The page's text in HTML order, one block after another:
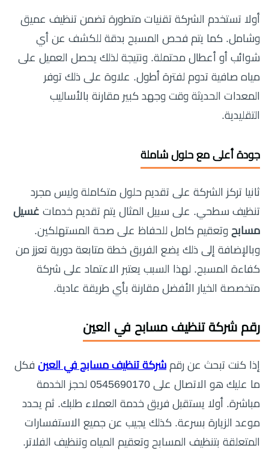
أولا تستخدم الشركة تقنيات متطورة تضمن تنظيف عميق
وشامل. كما يتم فحص المسبح بدقة للكشف عن أي
شوائب أو أعطال محتملة. ونتيجة لذلك يحصل العميل على
مياه صافية تدوم لفترة أطول. علاوة على ذلك توفر
المعدات الحديثة وقت وجهد كبير مقارنة بالأساليب
التقليدية.
جودة أعلى مع حلول شاملة
ثانيا تركز الشركة على تقديم حلول متكاملة وليس مجرد
تنظيف سطحي. على سبيل المثال يتم تقديم خدمات غسيل
مسابح وتعقيم كامل للحفاظ على صحة المستهلكين.
وبالإضافة إلى ذلك يضع الفريق خطة متابعة دورية تعزز من
كفاءة المسبح. لهذا السبب يعتبر الاعتماد على شركة
متخصصة الخيار الأفضل مقارنة بأي طريقة عادية.
رقم شركة تنظيف مسابح في العين
إذا كنت تبحث عن رقم شركة تنظيف مسابح في العين فكل
ما عليك هو الاتصال على 0545690170 لحجز الخدمة
مباشرة. أولا يستقبل فريق خدمة العملاء طلبك. ثم يحدد
موعد الزيارة بسرعة. كذلك يجيب عن جميع الاستفسارات
المتعلقة بتنظيف المسابح وتعقيم المياه وتنظيف الفلاتر.